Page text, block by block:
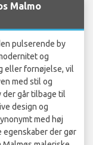
Malmo
pulserende by
og
eller fornøjelse, vil
med stil og
der går tilbage til
design og
med høj
egenskaber der gør